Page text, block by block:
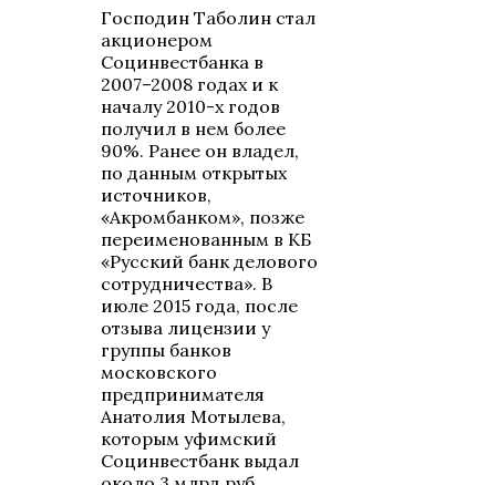
Господин Таболин стал
акционером
Социнвестбанка в
2007–2008 годах и к
началу 2010-х годов
получил в нем более
90%. Ранее он владел,
по данным открытых
источников,
«Акромбанком», позже
переименованным в КБ
«Русский банк делового
сотрудничества». В
июле 2015 года, после
отзыва лицензии у
группы банков
московского
предпринимателя
Анатолия Мотылева,
которым уфимский
Социнвестбанк выдал